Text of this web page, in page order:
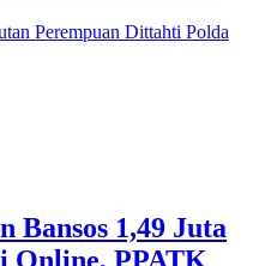
Perempuan Dittahti Polda
Bansos 1,49 Juta
Online, PPATK